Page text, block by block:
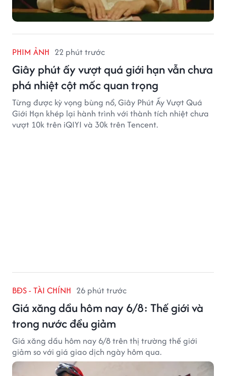
PHIM ẢNH 22 phút trước
Giây phút ấy vượt quá giới hạn vẫn chưa
phá nhiệt cột mốc quan trọng
Từng được kỳ vọng bùng nổ, Giây Phút Ấy Vượt Quá
Giới Hạn khép lại hành trình với thành tích nhiệt chưa
vượt 10k trên iQIYI và 30k trên Tencent.
BĐS - TÀI CHÍNH 26 phút trước
Giá xăng dầu hôm nay 6/8: Thế giới và
trong nước đều giảm
Giá xăng dầu hôm nay 6/8 trên thị trường thế giới
giảm so với giá giao dịch ngày hôm qua.